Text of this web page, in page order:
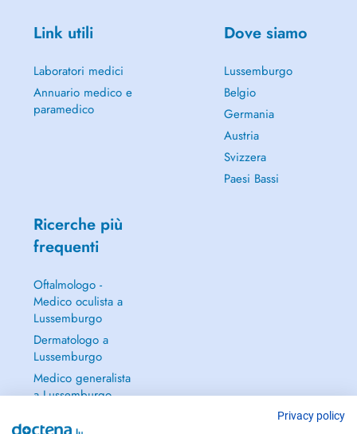
Link utili
Laboratori medici
Annuario medico e
paramedico
Dove siamo
Lussemburgo
Belgio
Germania
Austria
Svizzera
Paesi Bassi
Ricerche più
frequenti
Oftalmologo -
Medico oculista a
Lussemburgo
Dermatologo a
Lussemburgo
Medico generalista
a Lussemburgo
Privacy policy